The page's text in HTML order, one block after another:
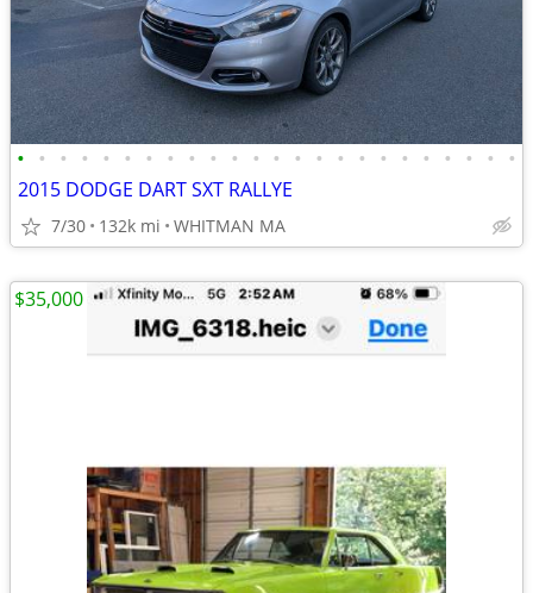
• • • • • • • • • • • • • • • • • • • • • • • •
2015 DODGE DART SXT RALLYE
7/30 132k mi WHITMAN MA
$35,000